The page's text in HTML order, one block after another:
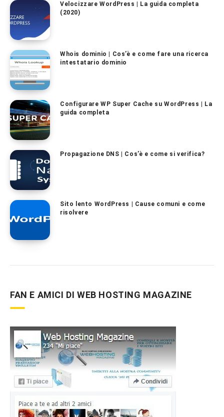
Velocizzare WordPress | La guida completa
(2020)
Whois dominio | Cos’è e come fare una ricerca
intestatario dominio
Configurare WP Super Cache su WordPress | La
guida completa
Propagazione DNS | Cos’è e come si verifica?
Sito lento WordPress | Cause comuni e come
risolvere
FAN E AMICI DI WEB HOSTING MAGAZINE